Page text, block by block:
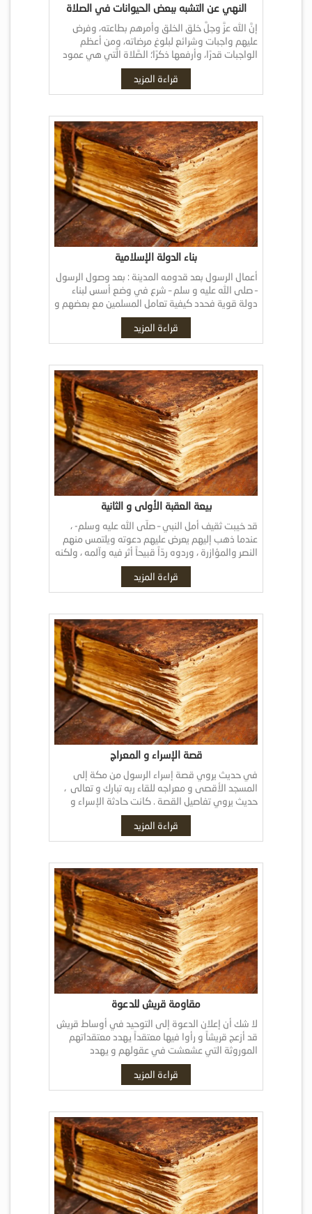
النهي عن التشبه ببعض الحيوانات في الصلاة
إنَّ الله عزَّ وجلَّ خلق الخلق وأمرهم بطاعته، وفرض
عليهم واجبات وشرائع لبلوغ مرضاته، ومن أعظم
الواجبات قدرًا، وأرفعها ذكرًا؛ الصَّلاة الَّتي هي عمود
الدِّين، وأسّه المتين، تشتمل على أركان […]
قراءة المزيد
بناء الدولة الإسلامية
أعمال الرسول بعد قدومه المدينة : بعد وصول الرسول
– صلى الله عليه و سلم – شرع في وضع أسس لبناء
دولة قوية فحدد كيفية تعامل المسلمين مع بعضهم و
قراءة المزيد
بيعة العقبة الأولى و الثانية
قد خيبت ثقيف أمل النبي – صلّى الله عليه وسلم- ،
عندما ذهب إليهم يعرض عليهم دعوته ويلتمس منهم
النصر والمؤازرة ، وردوه ردّاً قبيحاً أثر فيه وآلمه ، ولكنه
قراءة المزيد
قصة الإسراء و المعراج
في حديث يروي قصة إسراء الرسول من مكة إلى
المسجد الأقصى و معراجه للقاء ربه تبارك و تعالى ،
حديث يروي تفاصيل القصة . كانت حادثة الإسراء و
قراءة المزيد
مقاومة قريش للدعوة
لا شك أن إعلان الدعوة إلى التوحيد في أوساط قريش
قد أزعج قريشاً و رأوا فيها معتقداً يهدد معتقداتهم
الموروثة التي عشعشت في عقولهم و يهدد
مصالحهم التي بنيت على […]
قراءة المزيد